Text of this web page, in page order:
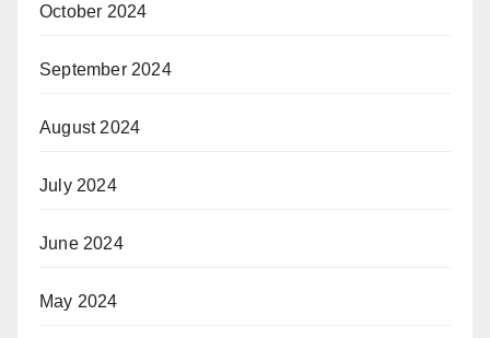
October 2024
September 2024
August 2024
July 2024
June 2024
May 2024